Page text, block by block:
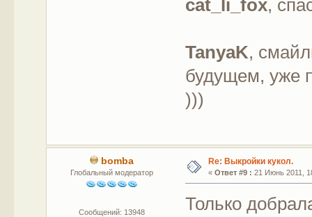
cat_li_fox,
TanyaK,
будущем, уже
)))
bomba
Глобальный модератор
Сообщений: 13948
Re: Выкройки кукол.
« Ответ #9 : 21 Июнь 2011,
Только